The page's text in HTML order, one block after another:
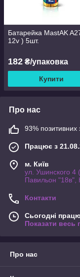
Батарейка MastAK
12v ) 5шт.
182 ₴/упаковка
Купити
Про нас
93% позитивних
Працює з
м. Київ
ул. Ушинского 4
Павильон "18в",
Контакти
Сьогодні
Показати весь
Про нас